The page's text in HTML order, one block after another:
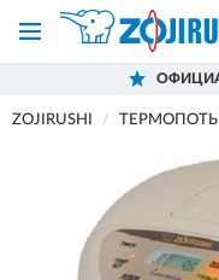
ZOJIRUSHI ТЕРМОПОТЫ